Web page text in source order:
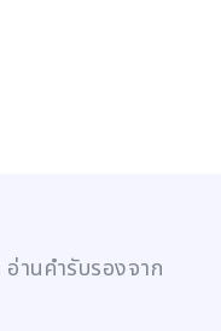
อ่านคำรับรองจาก